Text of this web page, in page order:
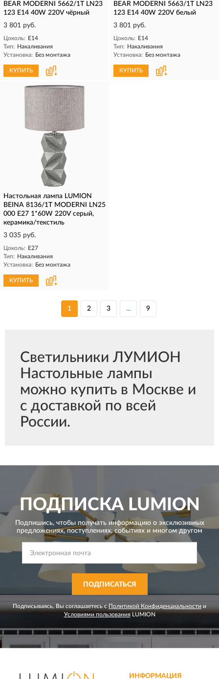
BEAR MODERNI 5662/1T LN23
123 E14 40W 220V чёрный
3 801 руб.
Цоколь: E14
Тип: Накаливания
Установка: Без монтажа
КУПИТЬ
BEAR MODERNI 5663/1T LN23
123 E14 40W 220V белый
3 801 руб.
Цоколь: E14
Тип: Накаливания
Установка: Без монтажа
КУПИТЬ
Настольная лампа LUMION
BEINA 8136/1T MODERNI LN25
000 Е27 1*60W 220V серый,
керамика/текстиль
3 035 руб.
Цоколь: E27
Тип: Накаливания
Установка: Без монтажа
КУПИТЬ
1 2 3 ... 9
Светильники ЛУМИОН
Настольные лампы
можно купить в Москве и
с доставкой по всей
России.
ПОДПИСКАLUMION
Подпишись, чтобы получать информацию о эксклюзивных
предложениях,поступлениях, событиях и многом другом
ПОДПИСАТЬСЯ
Подписываясь, Вы соглашаетесь сПолитикой Конфиденциальности и
Условиями пользованияLUMION
ИНФОРМАЦИЯ